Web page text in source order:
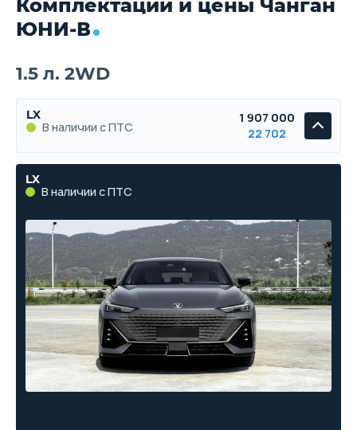
Комплектации и цены Чанган
ЮНИ-В
1.5 л. 2WD
LX
В наличии с ПТС
1 907 000
22 702
LX
В наличии с ПТС